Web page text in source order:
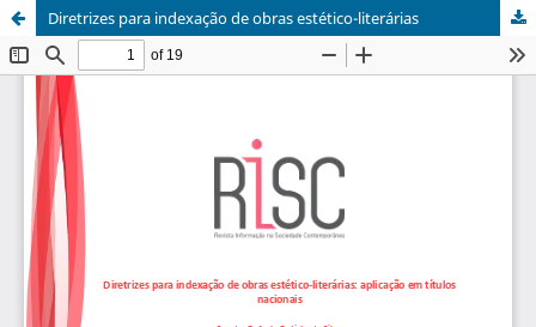
Diretrizes para indexação de obras estético-literárias